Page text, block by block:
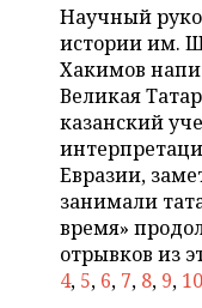
КОМУ
ТОРГОВЫЕ
ТАТАРСТАНА
БЮДЖЕТ
ИНВЕСТИЦИИ
НЕФТЕХИМИЯ
НЕФТЬ
ОПК
ЭНЕРГЕТИКА
НОВОСТИ АВТО
БИЗНЕС
НОВОСТИ
РОЗНИЧНАЯ
ТРАНСПОРТ
УСЛУГИ
ТЕХНОЛОГИИ
НОВОСТИ
МЕДИА
МЕРОПРИЯТИЯ
НОВОСТИ
ВЫЕЗДНАЯ
БИЗНЕС-БРАНЧИ
СПОРТ
НОВОСТИ СПОРТА
ФУТБОЛ
ОБЩЕСТВО
НОВОСТИ
ФОТОГАЛЕРЕЯ
Научный
истории им.
Хакимов
Великая
казанский
Евразии,
занимали
время»
отрывков из
4, 5, 6, 7, 8, 9, 10